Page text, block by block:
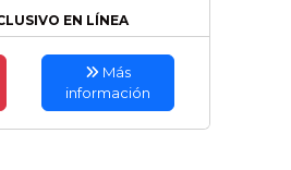
EN LÍNEA
Más
información